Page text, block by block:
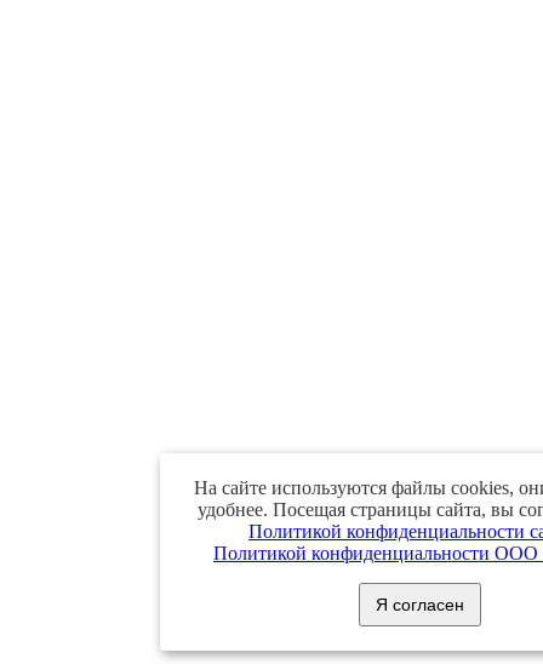
На сайте используются файлы cookies,
удобнее. Посещая страницы сайта, вы
Политикой конфиденциальности
Политикой конфиденциальности
Я согласен